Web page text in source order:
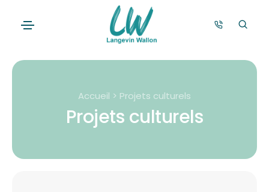
Accueil > Projets culturels
Projets culturels